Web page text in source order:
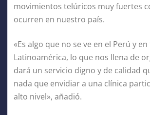
movimientos telúricos muy fuertes
ocurren en nuestro país.
«Es algo que no se ve en el Perú y
Latinoamérica, lo que nos llena de
dará un servicio digno y de calidad
nada que envidiar a una clínica
alto nivel», añadió.